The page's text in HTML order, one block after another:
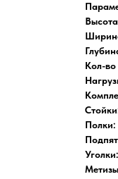
Кол-во
Полки:
Уголки: